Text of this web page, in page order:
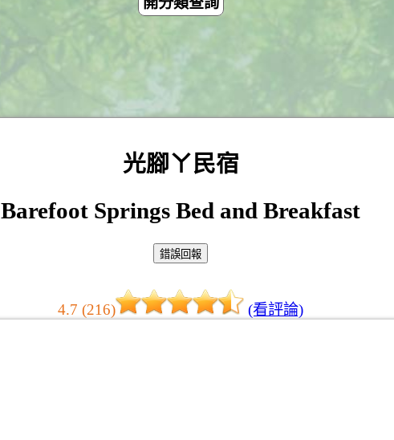
光腳ㄚ民宿
Barefoot Springs Bed and Breakfast
4.7 (216)
(看評論)